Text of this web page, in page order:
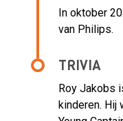
In oktober
van Philips.
TRIVIA
Roy Jakobs
kinderen. Hij